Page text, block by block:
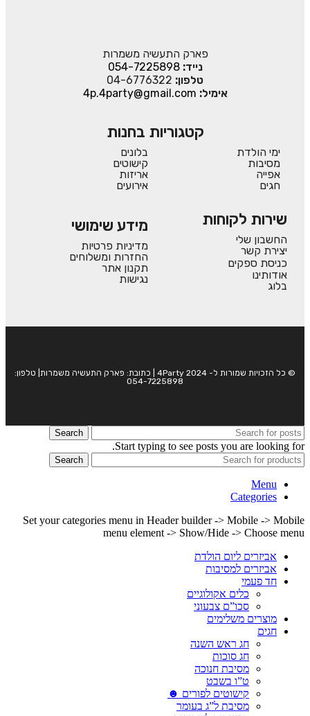
פארק התעשיה משמרות
נייד:054-7225898
טלפון: 04-6776322
אימיל: 4p.4party@gmail.com
קטגוריות בחנות
ימי הולדת
מסיבות
אפייה
חגים
בלונים
קישוטים
אריזות
אירועים
שירות לקוחות
החשבון שלי
יצירת קשר
כניסת ספקים
אודותינו
בלוג
מידע שימושי
מדיניות פרטיות
החזרות ומשלוחים
תקנון אתר
נגישות
© כל הזכויות שמורות ל- 4Party 2024 | כתובת: פארק התעשיה משמרות| טלפון:
054-7225898
Search
Start typing to see posts you are looking for.
Search
Menu
Categories
Set your categories menu in Header builder -> Mobile -> Mobile
menu element -> Show/Hide -> Choose menu
אביזרים ליום הולדת
אביזרים למסיבות
חד פעמי
כלים אקולוגיים
סכו”ם צבעוני
מוצרים משלימים
חגים
חג ראש השנה
חג סוכות
מסיבת חנוכה
ט”ו בשבט
קישוטים לפורים ☻
מסיבת ל”ג בעומר